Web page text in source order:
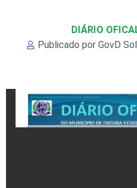
DIÁRIO
Publicado por GovD